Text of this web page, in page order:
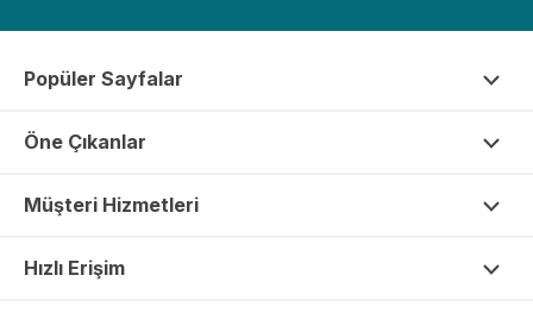
Popüler Sayfalar
Öne Çıkanlar
Müşteri Hizmetleri
Hızlı Erişim